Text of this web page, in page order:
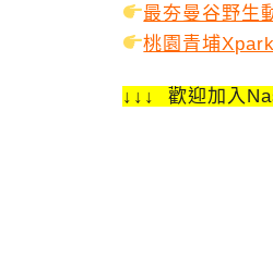
最夯曼谷野生
桃園青埔
↓↓↓ 歡迎加入